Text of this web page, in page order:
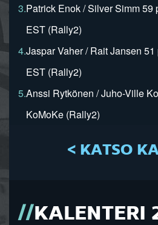
3.Patrick Enok / Silver Simm 59
EST (Rally2)
4.Jaspar Vaher / Rait Jansen 51
EST (Rally2)
5.Anssi Rytkönen / Juho-Ville
KoMoKe (Rally2)
< KATSO
KALENTERI